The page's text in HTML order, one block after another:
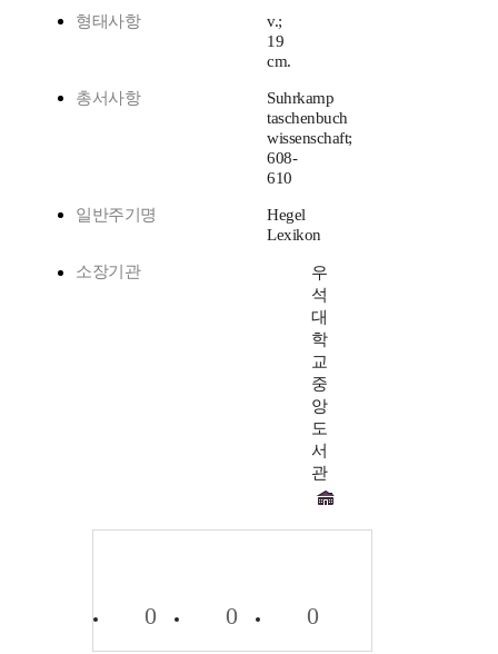
형태사항
v.;
19
cm.
총서사항
Suhrkamp
taschenbuch
wissenschaft;
608-
610
일반주기명
Hegel
Lexikon
소장기관
우
석
대
학
교
중
앙
도
서
관
0 0 0